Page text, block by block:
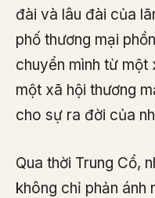
đài và lâu đài của
phố thương mại
chuyển mình từ một
một xã hội thương
cho sự ra đời của
Qua thời Trung Cổ,
không chỉ phản ánh